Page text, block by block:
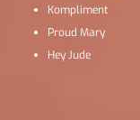
Kompliment
Proud Mary
Hey Jude